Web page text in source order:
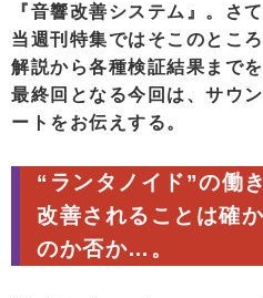
『音響改善システム』。さ
当週刊特集ではそこのとこ
解説から各種検証結果まで
最終回となる今回は、サウ
ートをお伝えする。
“ランタノイド”の働
改善されることは確
のか否か…。